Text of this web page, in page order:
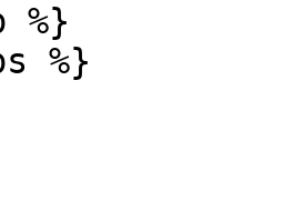
%}
%}